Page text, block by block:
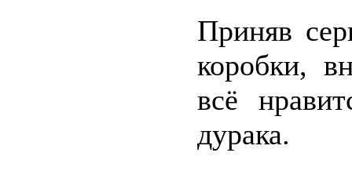
Приняв
коробки,
всё
дурака.